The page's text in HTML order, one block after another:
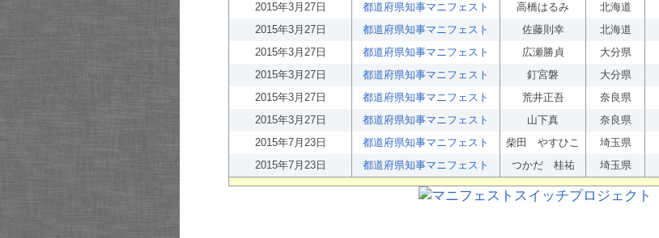
2015年3月27日
都道府県知事マニフェスト 高橋はるみ 北海道
2015年3月27日
都道府県知事マニフェスト 佐藤則幸 北海道
2015年3月27日
都道府県知事マニフェスト 広瀬勝貞 大分県
2015年3月27日
都道府県知事マニフェスト 釘宮磐 大分県
2015年3月27日
都道府県知事マニフェスト 荒井正吾 奈良県
2015年3月27日
都道府県知事マニフェスト 山下真 奈良県
2015年7月23日
都道府県知事マニフェスト 柴田 やすひこ 埼玉県
2015年7月23日
都道府県知事マニフェスト つかだ 桂祐 埼玉県